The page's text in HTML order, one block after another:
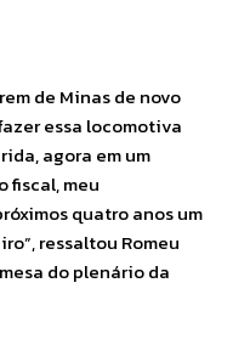
de Minas de novo
essa locomotiva
agora em um
fiscal, meu
quatro anos um
ressaltou Romeu
do plenário da